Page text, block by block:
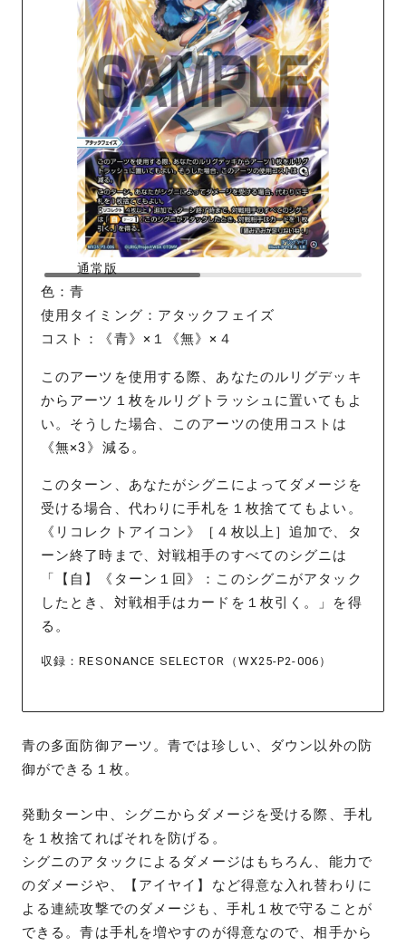
通常版
色：青
使用タイミング：アタックフェイズ
コスト：《青》×１《無》×４
このアーツを使用する際、あなたのルリグデッキ
からアーツ１枚をルリグトラッシュに置いてもよ
い。そうした場合、このアーツの使用コストは
《無×3》減る。
このターン、あなたがシグニによってダメージを
受ける場合、代わりに手札を１枚捨ててもよい。
《リコレクトアイコン》［４枚以上］追加で、タ
ーン終了時まで、対戦相手のすべてのシグニは
「【自】《ターン１回》：このシグニがアタック
したとき、対戦相手はカードを１枚引く。」を得
る。
収録：RESONANCE SELECTOR（WX25-P2-006）
青の多面防御アーツ。青では珍しい、ダウン以外の防
御ができる１枚。
発動ターン中、シグニからダメージを受ける際、手札
を１枚捨てればそれを防げる。
シグニのアタックによるダメージはもちろん、能力で
のダメージや、【アイヤイ】など得意な入れ替わりに
よる連続攻撃でのダメージも、手札１枚で守ることが
できる。青は手札を増やすのが得意なので、相手から